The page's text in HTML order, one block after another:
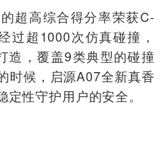
超高综合得分率荣获C-
过超1000次仿真碰撞，
造，覆盖9类典型的碰撞
时候，启源A07全新真香
性守护用户的安全。